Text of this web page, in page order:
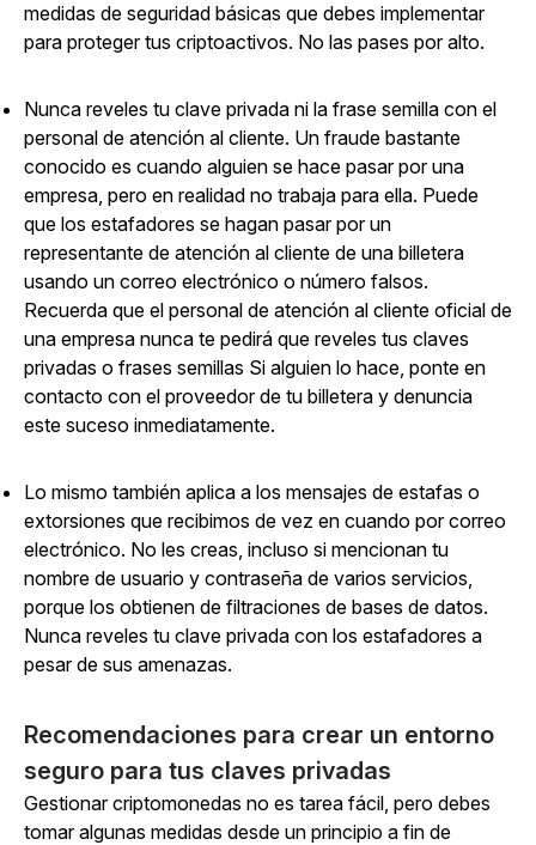
medidas de seguridad básicas que debes implementar
para proteger tus criptoactivos. No las pases por alto.
Nunca reveles tu clave privada ni la frase semilla con el
personal de atención al cliente. Un fraude bastante
conocido es cuando alguien se hace pasar por una
empresa, pero en realidad no trabaja para ella. Puede
que los estafadores se hagan pasar por un
representante de atención al cliente de una billetera
usando un correo electrónico o número falsos.
Recuerda que el personal de atención al cliente oficial de
una empresa nunca te pedirá que reveles tus claves
privadas o frases semillas Si alguien lo hace, ponte en
contacto con el proveedor de tu billetera y denuncia
este suceso inmediatamente.
Lo mismo también aplica a los mensajes de estafas o
extorsiones que recibimos de vez en cuando por correo
electrónico. No les creas, incluso si mencionan tu
nombre de usuario y contraseña de varios servicios,
porque los obtienen de filtraciones de bases de datos.
Nunca reveles tu clave privada con los estafadores a
pesar de sus amenazas.
Recomendaciones para crear un entorno
seguro para tus claves privadas
Gestionar criptomonedas no es tarea fácil, pero debes
tomar algunas medidas desde un principio a fin de